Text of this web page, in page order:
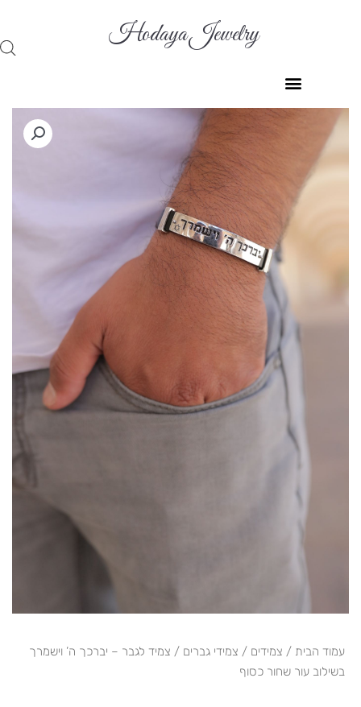
Hodaya Jewelry
עמוד הבית / צמידים / צמידי גברים / צמיד לגבר – יברכך ה’ וישמרך
בשילוב עור שחור כסוף